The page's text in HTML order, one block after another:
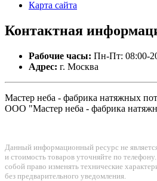
Карта сайта
Контактная
Рабочие часы: Пн-Пт: 08:00-
Адрес: г. Москва
Мастер неба - фабрика натяжных
ООО "Мастер неба - фабрика
Данный информационный ресурс не
и стоимость товаров уточняйте по
собой право изменять технические
без предварительного уведомления.